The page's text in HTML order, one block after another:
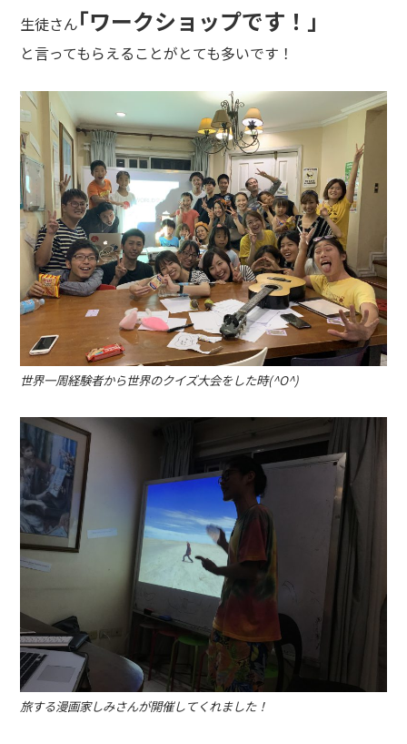
生徒さん｢ワークショップです！｣
と言ってもらえることがとても多いです！
世界一周経験者から世界のクイズ大会をした時(^O^)
旅する漫画家しみさんが開催してくれました！